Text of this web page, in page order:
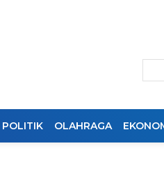
POLITIK OLAHRAGA